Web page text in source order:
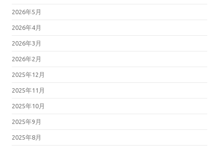
2026年5月
2026年4月
2026年3月
2026年2月
2025年12月
2025年11月
2025年10月
2025年9月
2025年8月